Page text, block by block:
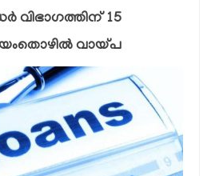
വിഭാഗത്തിന് 15
വായ്പ